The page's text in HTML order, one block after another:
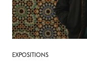
EXPOSITIONS